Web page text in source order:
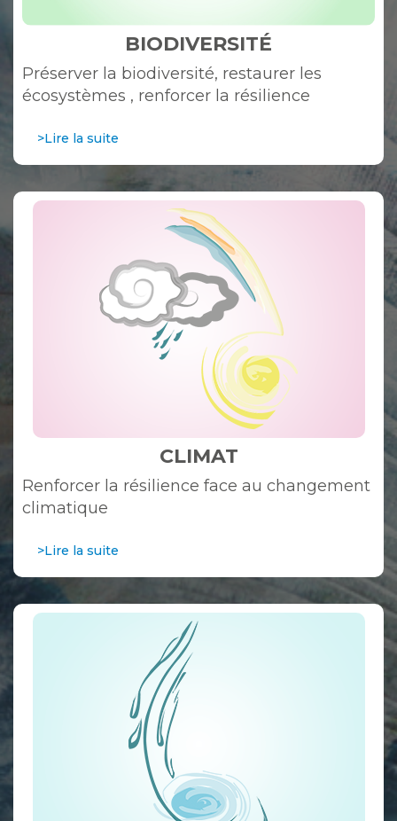
BIODIVERSITÉ
Préserver la biodiversité, restaurer les
écosystèmes , renforcer la résilience
>Lire la suite
CLIMAT
Renforcer la résilience face au changement
climatique
>Lire la suite